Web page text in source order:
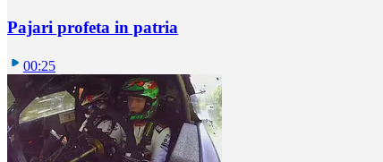
Pajari profeta in patria
00:25